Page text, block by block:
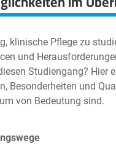
klinische Pflege zu
und
Studiengang? Hier
Besonderheiten und
von Bedeutung sind.